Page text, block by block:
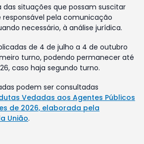
das situações que possam suscitar
responsável pela comunicação
necessário, à análise jurídica.
de 4 de julho a 4 de outubro
turno, podendo permanecer até
caso haja segundo turno.
podem ser consultadas
Vedadas aos Agentes Públicos
de 2026, elaborada pela
União.